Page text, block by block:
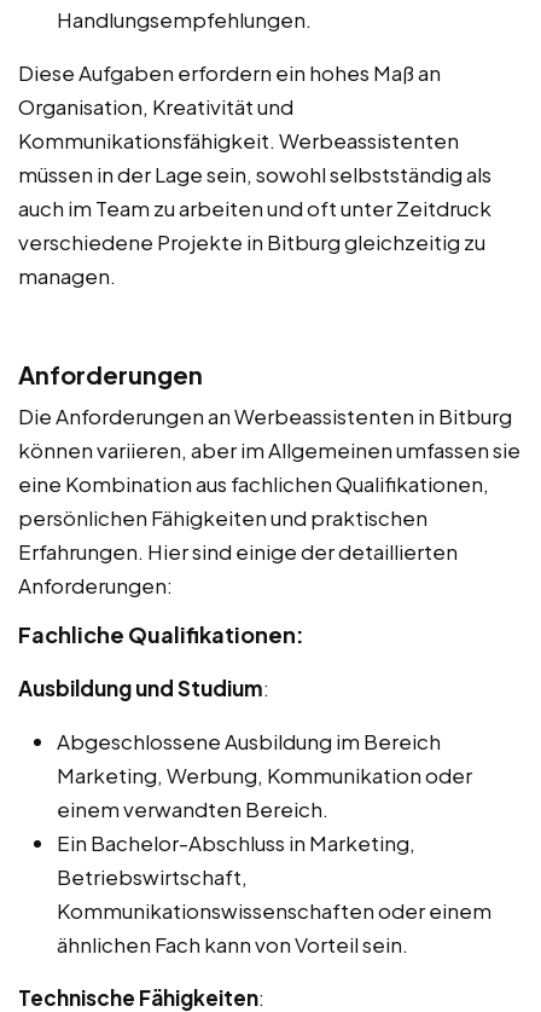
Handlungsempfehlungen.
Diese Aufgaben erfordern ein hohes Maß an
Organisation, Kreativität und
Kommunikationsfähigkeit. Werbeassistenten
müssen in der Lage sein, sowohl selbstständig als
auch im Team zu arbeiten und oft unter Zeitdruck
verschiedene Projekte in Bitburg gleichzeitig zu
managen.
Anforderungen
Die Anforderungen an Werbeassistenten in Bitburg
können variieren, aber im Allgemeinen umfassen sie
eine Kombination aus fachlichen Qualifikationen,
persönlichen Fähigkeiten und praktischen
Erfahrungen. Hier sind einige der detaillierten
Anforderungen:
Fachliche Qualifikationen:
Ausbildung und Studium:
Abgeschlossene Ausbildung im Bereich
Marketing, Werbung, Kommunikation oder
einem verwandten Bereich.
Ein Bachelor-Abschluss in Marketing,
Betriebswirtschaft,
Kommunikationswissenschaften oder einem
ähnlichen Fach kann von Vorteil sein.
Technische Fähigkeiten: